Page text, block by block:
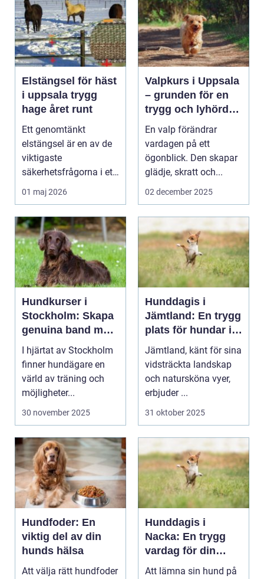
Elstängsel för häst
i uppsala trygg
hage året runt
Ett genomtänkt
elstängsel är en av de
viktigaste
säkerhetsfrågorna i ett
häststall. Runt
Uppsala, me...
01 maj 2026
Valpkurs i Uppsala
– grunden för en
trygg och lyhörd
hund
En valp förändrar
vardagen på ett
ögonblick. Den skapar
glädje, skratt och...
02 december 2025
Hundkurser i
Stockholm: Skapa
genuina band med
din hund
I hjärtat av Stockholm
finner hundägare en
värld av träning och
möjligheter...
30 november 2025
Hunddagis i
Jämtland: En trygg
plats för hundar i
vårt vackra
landskap
Jämtland, känt för sina
vidsträckta landskap
och natursköna vyer,
erbjuder ...
31 oktober 2025
Hundfoder: En
viktig del av din
hunds hälsa
Att välja rätt hundfoder
Hunddagis i
Nacka: En trygg
vardag för din
fyrbenta vän
Att lämna sin hund på